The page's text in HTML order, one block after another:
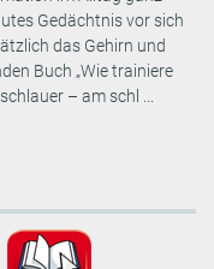
Gedächtnis vor sich
das Gehirn und
Buch „Wie trainiere
– am schl ...